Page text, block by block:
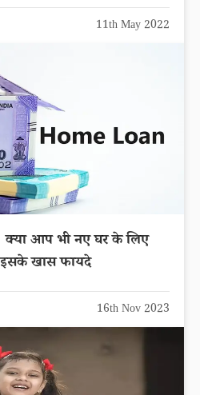
11th May 2022
आप भी नए घर के लिए
खास फायदे
16th Nov 2023